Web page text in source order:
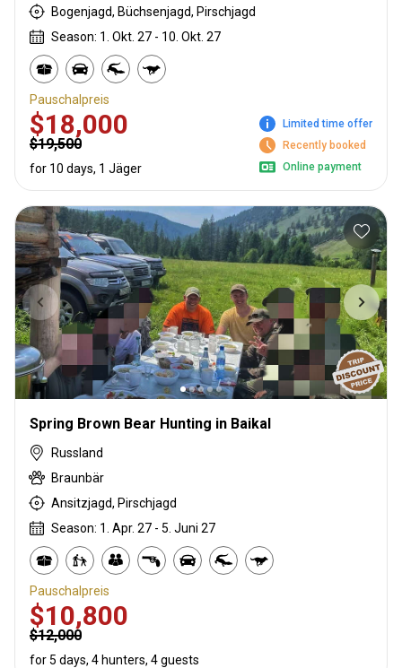
Bogenjagd, Büchsenjagd, Pirschjagd
Season: 1. Okt. 27 - 10. Okt. 27
Pauschalpreis
$18,000
$19,500
for 10 days, 1 Jäger
Limited time offer
Recently booked
Online payment
Spring Brown Bear Hunting in Baikal
Russland
Braunbär
Ansitzjagd, Pirschjagd
Season: 1. Apr. 27 - 5. Juni 27
Pauschalpreis
$10,800
$12,000
for 5 days, 4 hunters, 4 guests